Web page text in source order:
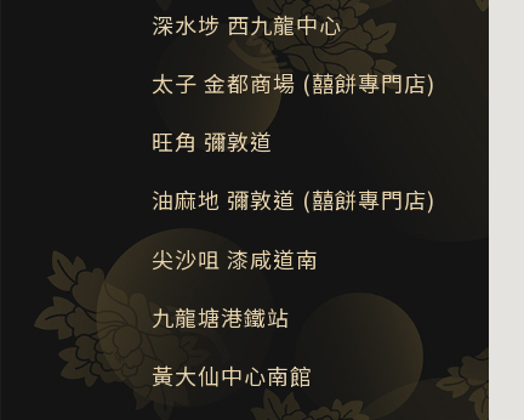
深水埗 西九龍中心
太子 金都商場 (囍餅專門店)
旺角 彌敦道
油麻地 彌敦道 (囍餅專門店)
尖沙咀 漆咸道南
九龍塘港鐵站
黃大仙中心南館